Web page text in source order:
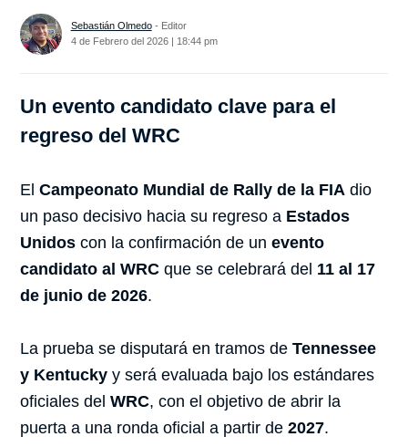
Sebastián Olmedo- Editor
4 de Febrero del 2026 | 18:44 pm
Un evento candidato clave para el
regreso del WRC
ElCampeonato Mundial de Rally de la FIA dio
un paso decisivo hacia su regreso a Estados
Unidos con la confirmación de unevento
candidato al WRC que se celebrará del 11 al 17
de junio de 2026.
La prueba se disputará en tramos deTennessee
y Kentucky y será evaluada bajo los estándares
oficiales delWRC, con el objetivo de abrir la
puerta a una ronda oficial a partir de2027.